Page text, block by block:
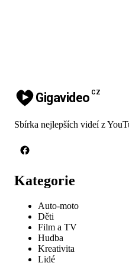
Gigavideo CZ
Sbírka nejlepších videí z
Kategorie
Auto-moto
Děti
Film a TV
Hudba
Kreativita
Lidé